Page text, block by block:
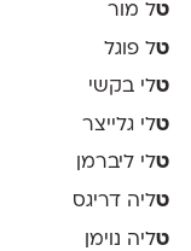
טל מור
טל פוגל
טלי בקשי
טלי גלייצר
טלי ליברמן
טליה דריגס
טליה נוימן